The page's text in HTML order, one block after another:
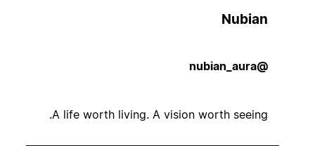
Nubian
A life worth living. A vision worth seeing.